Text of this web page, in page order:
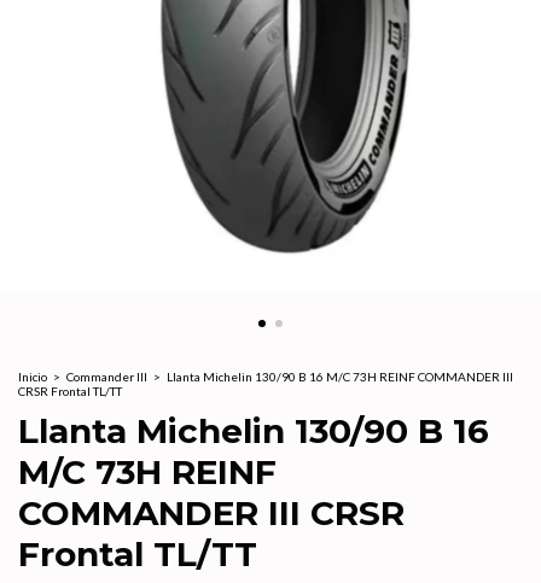
Inicio > Commander III > Llanta Michelin 130/90 B 16 M/C 73H REINF COMMANDER III
CRSR Frontal TL/TT
Llanta Michelin 130/90 B 16
M/C 73H REINF
COMMANDER III CRSR
Frontal TL/TT